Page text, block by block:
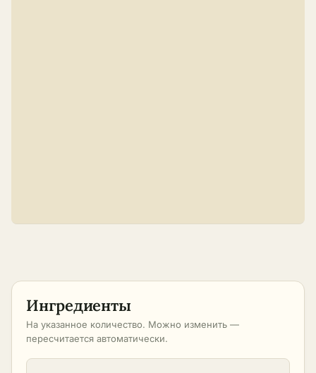
Ингредиенты
На указанное количество. Можно изменить —
пересчитается автоматически.